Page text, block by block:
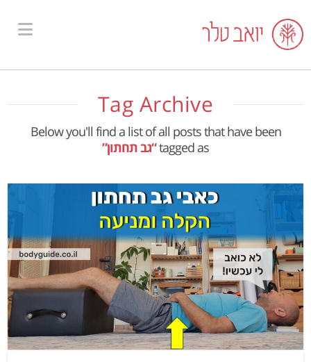
Tag Archive
Below you'll find a list of all posts that have been
tagged as“גב תחתון”